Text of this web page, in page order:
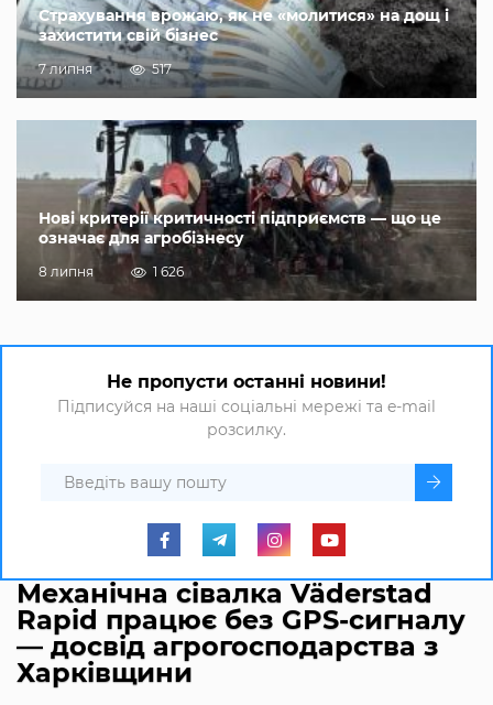
Страхування врожаю, як не «молитися» на дощ і
захистити свій бізнес
7 липня 517
Нові критерії критичності підприємств — що це
означає для агробізнесу
8 липня 1 626
Не пропусти останні новини!
Підписуйся на наші соціальні мережі та e-mail
розсилку.
Механічна сівалка Väderstad
Rapid працює без GPS-сигналу
— досвід агрогосподарства з
Харківщини